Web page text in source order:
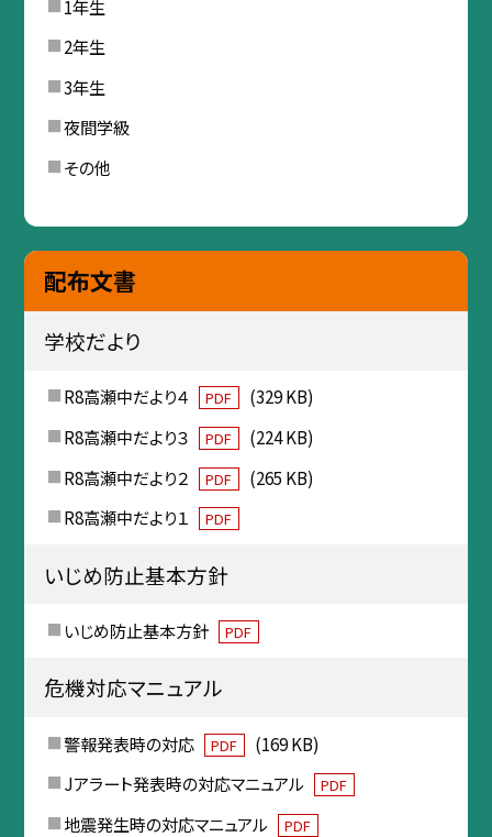
1年生
2年生
3年生
夜間学級
その他
配布文書
学校だより
R8高瀬中だより４ PDF
(329 KB)
R8高瀬中だより３
PDF
(224 KB)
R8高瀬中だより２
PDF
(265 KB)
R8高瀬中だより１
PDF
いじめ防止基本方針
いじめ防止基本方針 PDF
危機対応マニュアル
警報発表時の対応 PDF
(169 KB)
Jアラート発表時の対応マニュアル
PDF
地震発生時の対応マニュアル PDF